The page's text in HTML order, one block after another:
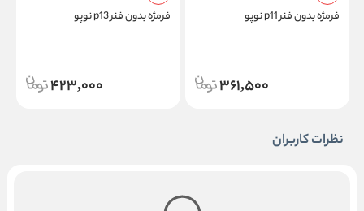
فرمژه بدون فنر p11 نوپو
361,500
فرمژه بدون فنر p13 نوپو
423,000
نظرات کاربران